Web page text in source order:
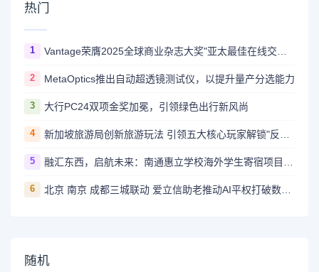
热门
1
2 MetaOptics推出自动超透镜测试仪，以提升量产分选能力
3 大行PC24双项金奖加冕，引领绿色出行新风尚
4
5
6 北京 南京 成都三城联动 爱立信助老推动AI平权打破数字代际墙
随机